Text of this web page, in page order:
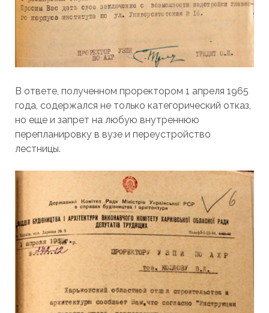
В ответе, полученном проректором 1 апреля 1965
года, содержался не только категорический отказ,
но еще и запрет на любую внутреннюю
перепланировку в вузе и переустройство
лестницы.